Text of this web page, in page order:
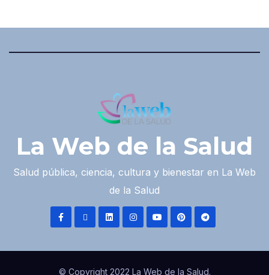
La Web de la Salud
Salud pública, ciencia, cultura y bienestar en La Web
de la Salud
© Copyright 2022 La Web de la Salud.